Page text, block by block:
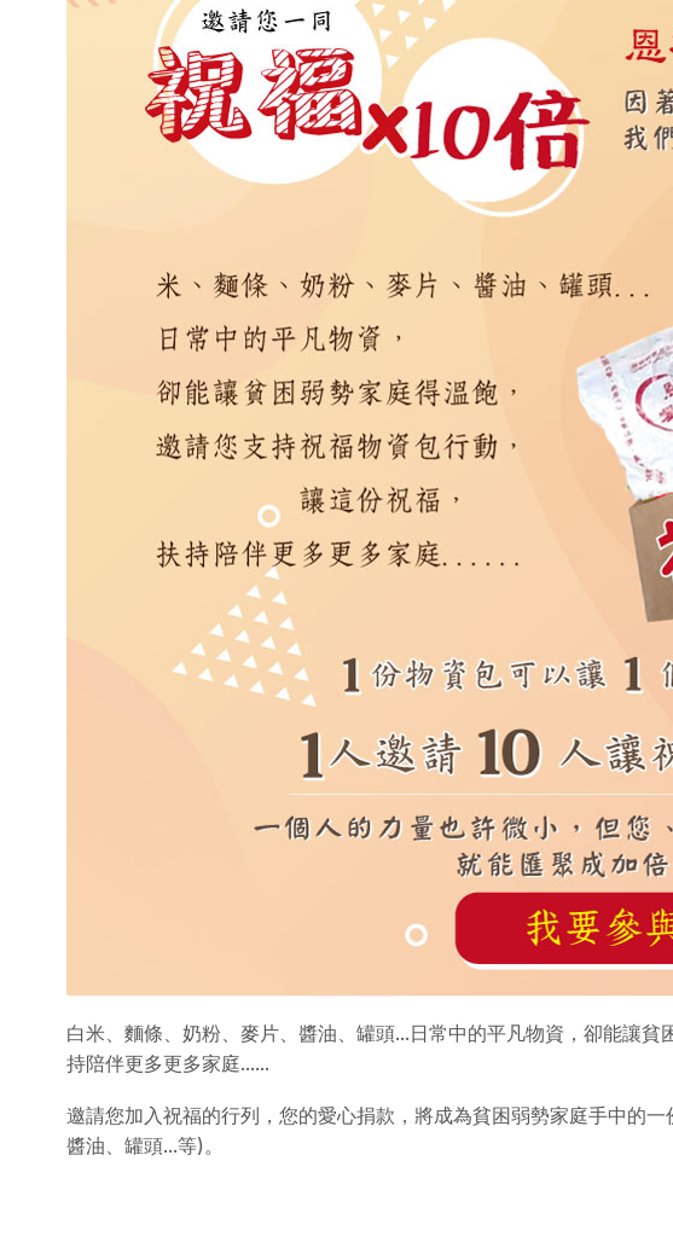
白米、麵條、奶粉、麥片、醬油、罐頭...日常中的平凡物資，卻能讓
持陪伴更多更多家庭......
邀請您加入祝福的行列，您的愛心捐款，將成為貧困弱勢家庭手中的
醬油、罐頭...等)。